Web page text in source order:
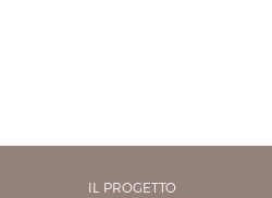
IL PROGETTO